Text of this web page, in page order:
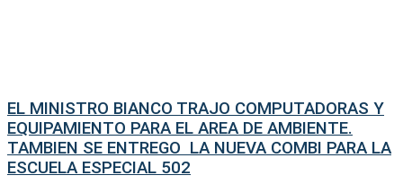
EL MINISTRO BIANCO TRAJO COMPUTADORAS Y
EQUIPAMIENTO PARA EL AREA DE AMBIENTE.
TAMBIEN SE ENTREGO LA NUEVA COMBI PARA LA
ESCUELA ESPECIAL 502